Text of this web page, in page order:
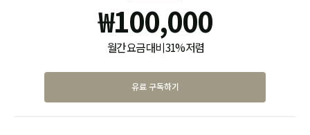
₩100,000
월간 요금 대비 31% 저렴
유료 구독하기